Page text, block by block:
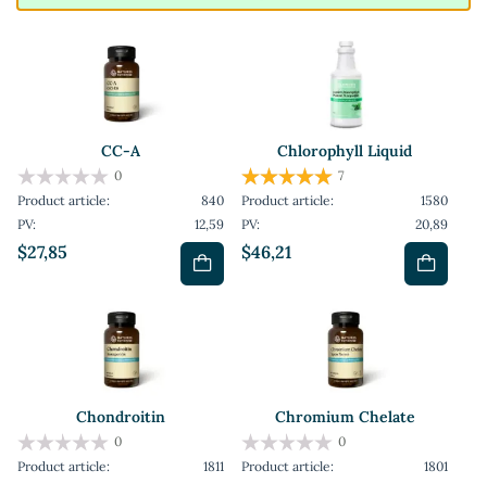
CC-A
$27,85
0
Product article:
840
PV:
12,59
Chlorophyll Liquid
$46,21
7
Product article:
1580
PV:
20,89
Chondroitin
0
Product article:
1811
Chromium Chelate
0
Product article:
1801